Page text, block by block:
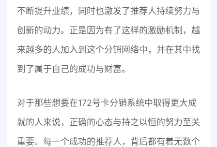
不断提升业绩，同时也激发了推荐人持续努力与
创新的动力。正是因为有了这样的激励机制，越
来越多的人加入到这个分销网络中，并在其中找
到了属于自己的成功与财富。
对于那些想要在172号卡分销系统中取得更大成
就的人来说，正确的心态与持之以恒的努力至关
重要。每一个成功的推荐人，背后都有着无数个